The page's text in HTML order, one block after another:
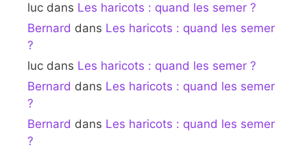
luc dans Les haricots : quand les semer ?
Bernard dans Les haricots : quand les semer
?
luc dans Les haricots : quand les semer ?
Bernard dans Les haricots : quand les semer
?
Bernard dans Les haricots : quand les semer
?